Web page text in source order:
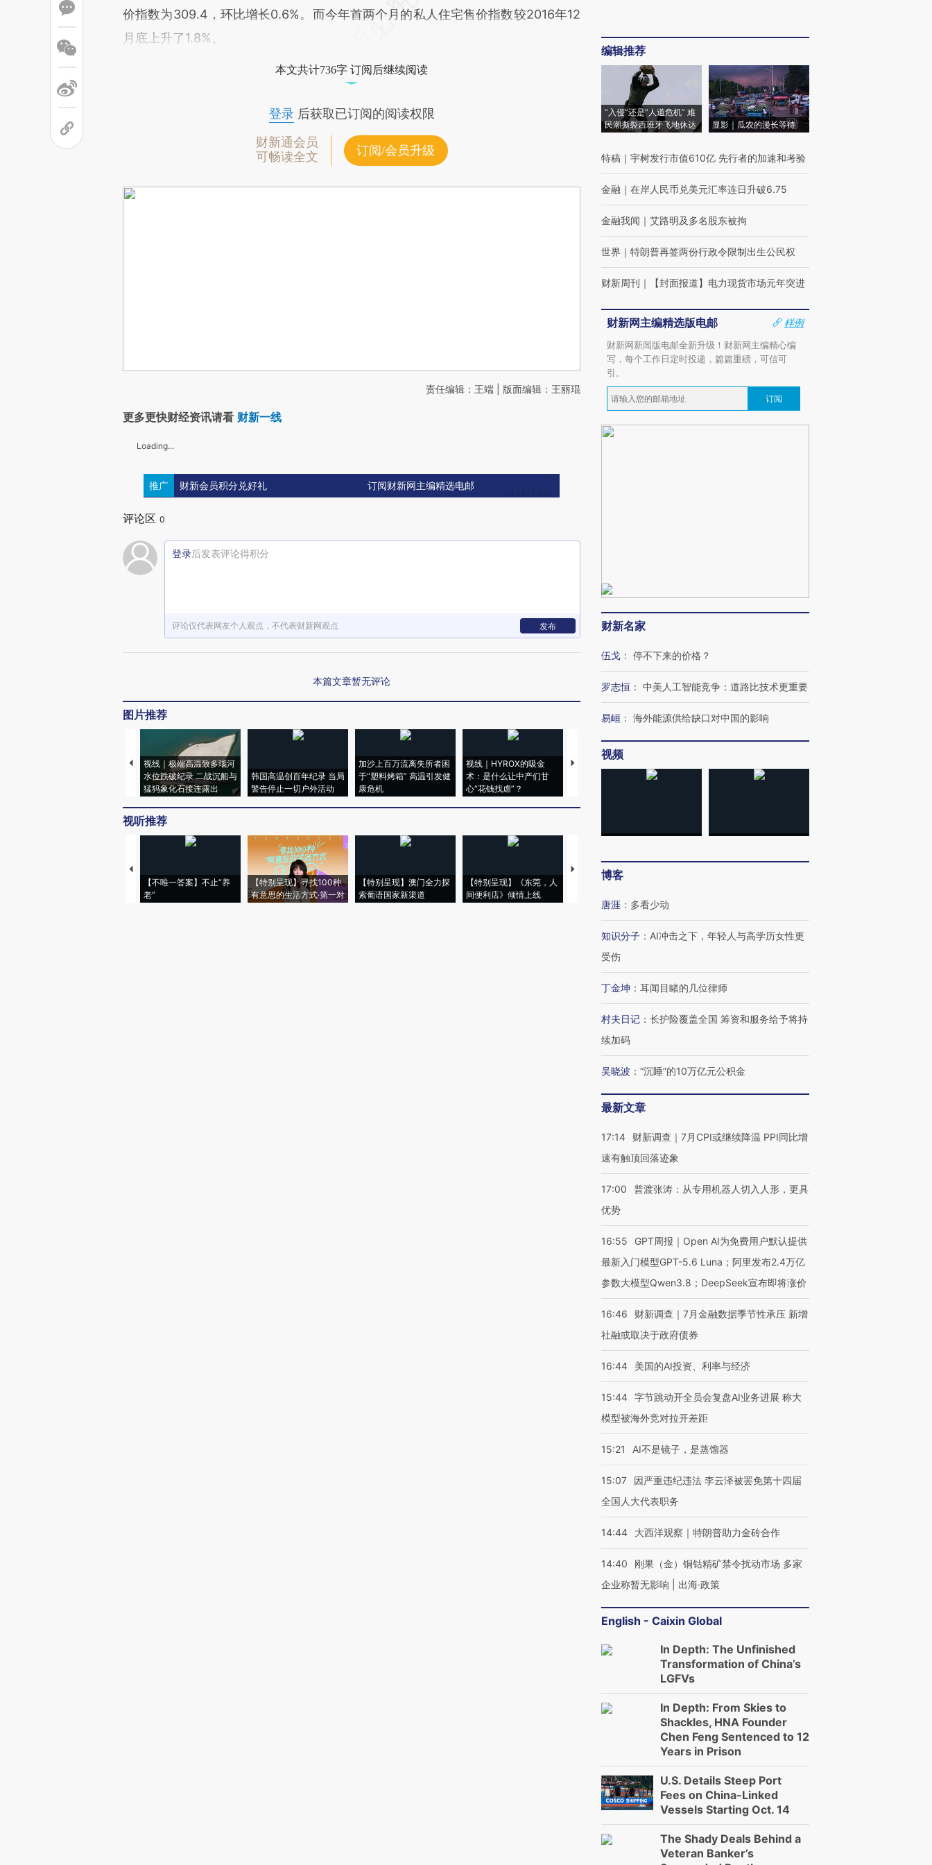
价指数为309.4，环比增长0.6%。而今年首两个月的私人住宅售价指数较2016年12
月底上升了1.8%。
本文共计736字 订阅后继续阅读
登录后获取已订阅的阅读权限
财新通会员
可畅读全文
订阅/会员升级
责任编辑：王端 | 版面编辑：王丽琨
更多更快财经资讯请看 财新一线
Loading...
推广 财新会员积分兑好礼 订阅财新网主编精选电邮
评论区 0
登录后发表评论得积分
评论仅代表网友个人观点，不代表财新网观点 发布
本篇文章暂无评论
图片推荐
视线｜极端高温致多瑙河
水位跌破纪录 二战沉船与
猛犸象化石接连露出
韩国高温创百年纪录 当局
警告停止一切户外活动
加沙上百万流离失所者困
于“塑料烤箱” 高温引发健
康危机
视线｜HYROX的吸金
术：是什么让中产们甘
心“花钱找虐”？
马航飞行员跨国走私7万
粒摇头丸 尿检体内含3种
度Z世代 用街头抗争将教
视听推荐
【不唯一答案】不止“养
老”
【特别呈现】寻找100种
有意思的生活方式·第一对
【特别呈现】澳门全力探
索葡语国家新渠道
【特别呈现】《东莞，人
间便利店》倾情上线
【推广】走进第四届链博
会，让数智科技“链”接产
编辑推荐
“入侵”还是“人道危机” 难
民潮撕裂西班牙飞地休达
显影｜瓜农的漫长等待
特稿 ｜ 宇树发行市值610亿 先行者的加速和考验
金融 ｜ 在岸人民币兑美元汇率连日升破6.75
金融我闻 ｜ 艾路明及多名股东被拘
世界 ｜ 特朗普再签两份行政令限制出生公民权
财新周刊 ｜ 【封面报道】电力现货市场元年突进
财新网主编精选版电邮
样例
财新网新闻版电邮全新升级！财新网主编精心编
写，每个工作日定时投递，篇篇重磅，可信可
引。
订阅
财新名家
伍戈 ： 停不下来的价格？
罗志恒 ： 中美人工智能竞争：道路比技术更重要
易峘 ： 海外能源供给缺口对中国的影响
视频
博客
唐涯 ： 多看少动
知识分子 ： AI冲击之下，年轻人与高学历女性更
受伤
丁金坤 ： 耳闻目睹的几位律师
村夫日记 ： 长护险覆盖全国 筹资和服务给予将持
续加码
吴晓波 ： “沉睡”的10万亿元公积金
最新文章
17:14
财新调查｜7月CPI或继续降温 PPI同比增
速有触顶回落迹象
17:00
普渡张涛：从专用机器人切入人形，更具
优势
16:55
GPT周报｜Open AI为免费用户默认提供
最新入门模型GPT-5.6 Luna；阿里发布2.4万亿
参数大模型Qwen3.8；DeepSeek宣布即将涨价
16:46
财新调查｜7月金融数据季节性承压 新增
社融或取决于政府债券
16:44 美国的AI投资、利率与经济
15:44 字节跳动开全员会复盘AI业务进展 称大
模型被海外竞对拉开差距
15:21 AI不是镜子，是蒸馏器
15:07
因严重违纪违法 李云泽被罢免第十四届
全国人大代表职务
14:44 大西洋观察｜特朗普助力金砖合作
14:40
刚果（金）铜钴精矿禁令扰动市场 多家
企业称暂无影响 | 出海·政策
English - Caixin Global
In Depth: The Unfinished
Transformation of China’s
LGFVs
In Depth: From Skies to
Shackles, HNA Founder
Chen Feng Sentenced to 12
Years in Prison
U.S. Details Steep Port
Fees on China-Linked
Vessels Starting Oct. 14
The Shady Deals Behind a
Veteran Banker’s